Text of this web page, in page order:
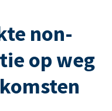
non-
op weg